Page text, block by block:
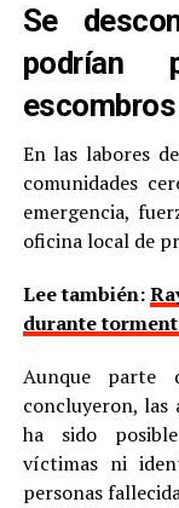
Se
podrían
escombros
En las labores
comunidades
emergencia,
oficina local de
Lee también:
durante
Aunque parte
concluyeron, las
ha sido
víctimas ni
personas